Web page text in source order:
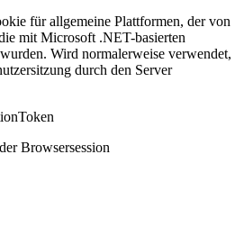
für allgemeine Plattformen, der von
mit Microsoft .NET-basierten
Wird normalerweise verwendet,
durch den Server
Browsersession